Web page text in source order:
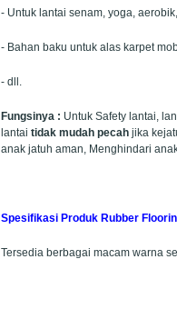
- Untuk lantai senam, yoga,
- Bahan baku untuk alas karpet
- dll.
Fungsinya : Untuk Safety lantai,
lantai tidak mudah pecah jika
anak jatuh aman, Menghindari
Spesifikasi Produk Rubber
Tersedia berbagai macam warna